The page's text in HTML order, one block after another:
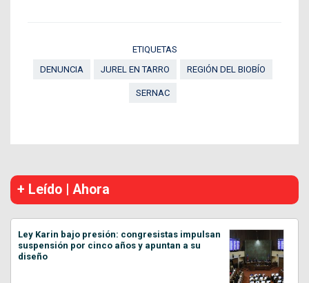
ETIQUETAS
DENUNCIA
JUREL EN TARRO REGIÓN DEL BIOBÍO
SERNAC
+ Leído | Ahora
Ley Karin bajo presión: congresistas impulsan
suspensión por cinco años y apuntan a su
diseño